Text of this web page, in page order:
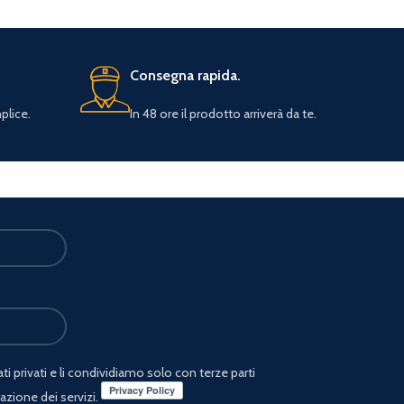
Consegna rapida.
In 48 ore il prodotto arriverà da te.
privati e li condividiamo solo con terze parti
dei servizi.